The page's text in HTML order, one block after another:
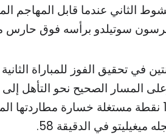
الثاني عندما قابل المهاجم
سوتيلدو برأسه فوق حارس
في تحقيق الفوز للمباراة
رصيدها إلى 19 نقطة مستغلة خسارة